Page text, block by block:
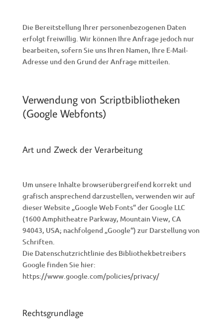
Die Bereitstellung Ihrer personenbezogenen Daten
erfolgt freiwillig. Wir können Ihre Anfrage jedoch nur
bearbeiten, sofern Sie uns Ihren Namen, Ihre E-Mail-
Adresse und den Grund der Anfrage mitteilen.
Verwendung von Scriptbibliotheken
(Google Webfonts)
Art und Zweck der Verarbeitung
Um unsere Inhalte browserübergreifend korrekt und
grafisch ansprechend darzustellen, verwenden wir auf
dieser Website „Google Web Fonts“ der Google LLC
(1600 Amphitheatre Parkway, Mountain View, CA
94043, USA; nachfolgend „Google“) zur Darstellung von
Schriften.
Die Datenschutzrichtlinie des Bibliothekbetreibers
Google finden Sie hier:
https://www.google.com/policies/privacy/
Rechtsgrundlage